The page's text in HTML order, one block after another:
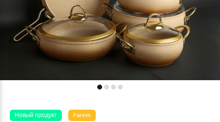
Новый продукт Parem